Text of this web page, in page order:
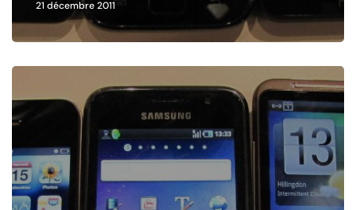
21 décembre 2011